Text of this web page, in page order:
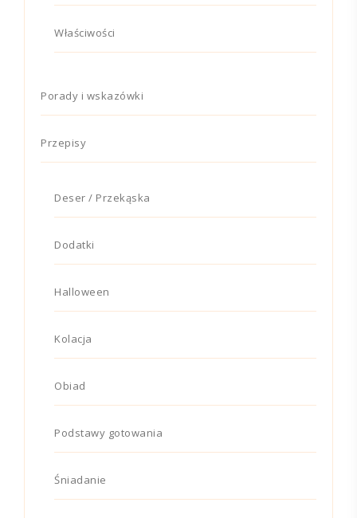
Właściwości
Porady i wskazówki
Przepisy
Deser / Przekąska
Dodatki
Halloween
Kolacja
Obiad
Podstawy gotowania
Śniadanie